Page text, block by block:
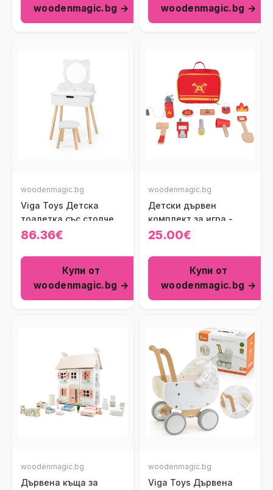
woodenmagic.bg →
woodenmagic.bg →
woodenmagic.bg
Viga Toys Детска
тоалетка със столче
86.36€
Купи от
woodenmagic.bg →
woodenmagic.bg
Детски дървен
комплект за игра -
Малък пожарникар
25.00€
Купи от
woodenmagic.bg →
woodenmagic.bg
Дървена къща за
woodenmagic.bg
Viga Toys Дървена